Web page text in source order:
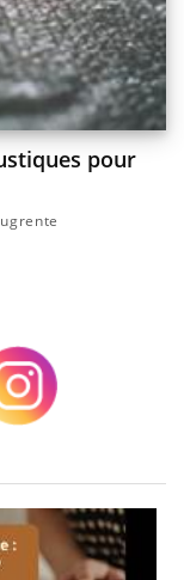
pour